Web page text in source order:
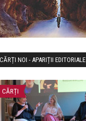
CĂRȚI NOI - APARIȚII EDITORIALE
CĂRȚI